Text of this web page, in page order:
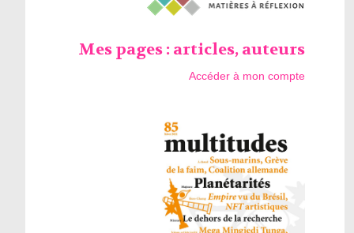
Mes pages : articles, auteurs
Accéder à mon compte